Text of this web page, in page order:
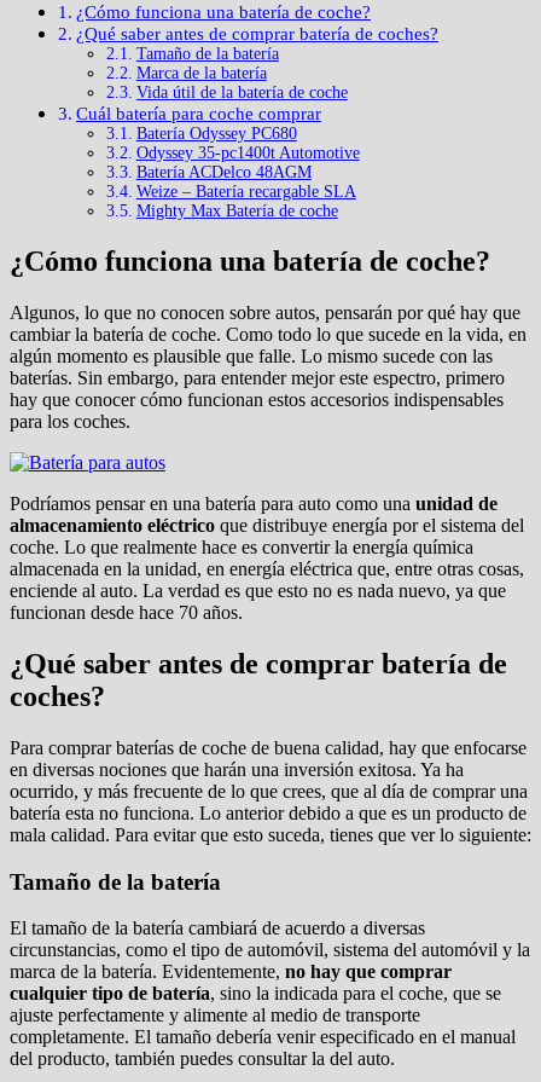
¿Cómo funciona una batería de coche?
¿Qué saber antes de comprar batería de coches?
Tamaño de la batería
Marca de la batería
Vida útil de la batería de coche
Cuál batería para coche comprar
Batería Odyssey PC680
Odyssey 35-pc1400t Automotive
Batería ACDelco 48AGM
Weize – Batería recargable SLA
Mighty Max Batería de coche
¿Cómo funciona una batería de coche?
Algunos, lo que no conocen sobre autos, pensarán por qué hay que
cambiar la batería de coche. Como todo lo que sucede en la vida, en
algún momento es plausible que falle. Lo mismo sucede con las
baterías. Sin embargo, para entender mejor este espectro, primero
hay que conocer cómo funcionan estos accesorios indispensables
para los coches.
Podríamos pensar en una batería para auto como una unidad de
almacenamiento eléctrico que distribuye energía por el sistema del
coche. Lo que realmente hace es convertir la energía química
almacenada en la unidad, en energía eléctrica que, entre otras cosas,
enciende al auto. La verdad es que esto no es nada nuevo, ya que
funcionan desde hace 70 años.
¿Qué saber antes de comprar batería de
coches?
Para comprar baterías de coche de buena calidad, hay que enfocarse
en diversas nociones que harán una inversión exitosa. Ya ha
ocurrido, y más frecuente de lo que crees, que al día de comprar una
batería esta no funciona. Lo anterior debido a que es un producto de
mala calidad. Para evitar que esto suceda, tienes que ver lo siguiente:
Tamaño de la batería
El tamaño de la batería cambiará de acuerdo a diversas
circunstancias, como el tipo de automóvil, sistema del automóvil y la
marca de la batería. Evidentemente, no hay que comprar
cualquier tipo de batería, sino la indicada para el coche, que se
ajuste perfectamente y alimente al medio de transporte
completamente. El tamaño debería venir especificado en el manual
del producto, también puedes consultar la del auto.